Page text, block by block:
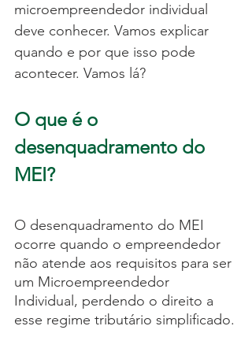
microempreendedor individual
deve conhecer. Vamos explicar
quando e por que isso pode
acontecer. Vamos lá?
O que é o
desenquadramento do
MEI?
O desenquadramento do MEI
ocorre quando o empreendedor
não atende aos requisitos para ser
um Microempreendedor
Individual, perdendo o direito a
esse regime tributário simplificado.